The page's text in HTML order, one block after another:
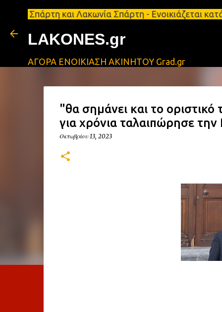
και Λακωνία Σπάρτη - Ενοικιάζεται
LAKONES.gr
ΑΓΟΡΑ ΕΝΟΙΚΙΑΣΗ ΑΚΙΝΗΤΟΥ Grad.gr
"θα σημάνει και το
για χρόνια ταλαιπώρησε
Οκτωβρίου 13, 2023